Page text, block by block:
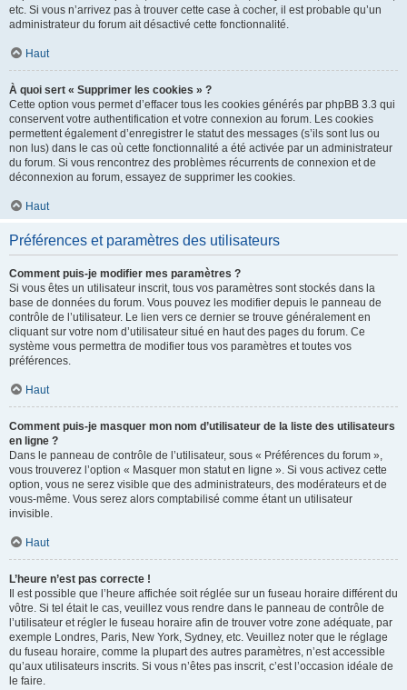
etc. Si vous n’arrivez pas à trouver cette case à cocher, il est probable qu’un
administrateur du forum ait désactivé cette fonctionnalité.
Haut
À quoi sert « Supprimer les cookies » ?
Cette option vous permet d’effacer tous les cookies générés par phpBB 3.3 qui
conservent votre authentification et votre connexion au forum. Les cookies
permettent également d’enregistrer le statut des messages (s’ils sont lus ou
non lus) dans le cas où cette fonctionnalité a été activée par un administrateur
du forum. Si vous rencontrez des problèmes récurrents de connexion et de
déconnexion au forum, essayez de supprimer les cookies.
Haut
Préférences et paramètres des utilisateurs
Comment puis-je modifier mes paramètres ?
Si vous êtes un utilisateur inscrit, tous vos paramètres sont stockés dans la
base de données du forum. Vous pouvez les modifier depuis le panneau de
contrôle de l’utilisateur. Le lien vers ce dernier se trouve généralement en
cliquant sur votre nom d’utilisateur situé en haut des pages du forum. Ce
système vous permettra de modifier tous vos paramètres et toutes vos
préférences.
Haut
Comment puis-je masquer mon nom d’utilisateur de la liste des utilisateurs
en ligne ?
Dans le panneau de contrôle de l’utilisateur, sous « Préférences du forum »,
vous trouverez l’option « Masquer mon statut en ligne ». Si vous activez cette
option, vous ne serez visible que des administrateurs, des modérateurs et de
vous-même. Vous serez alors comptabilisé comme étant un utilisateur
invisible.
Haut
L’heure n’est pas correcte !
Il est possible que l’heure affichée soit réglée sur un fuseau horaire différent du
vôtre. Si tel était le cas, veuillez vous rendre dans le panneau de contrôle de
l’utilisateur et régler le fuseau horaire afin de trouver votre zone adéquate, par
exemple Londres, Paris, New York, Sydney, etc. Veuillez noter que le réglage
du fuseau horaire, comme la plupart des autres paramètres, n’est accessible
qu’aux utilisateurs inscrits. Si vous n’êtes pas inscrit, c’est l’occasion idéale de
le faire.